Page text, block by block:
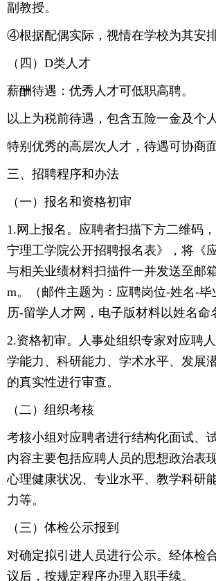
副教授。
④根据配偶实际，视情在学校为其安排
（四）D类人才
薪酬待遇：优秀人才可低职高聘。
以上为税前待遇，包含五险一金及个
特别优秀的高层次人才，待遇可协商面
三、招聘程序和办法
（一）报名和资格初审
1.网上报名。应聘者扫描下方二维码
宁理工学院公开招聘报名表》，将《
与相关业绩材料扫描件一并发送至邮
m。（邮件主题为：应聘岗位-姓名-毕
历-留学人才网，电子版材料以姓名命
2.资格初审。人事处组织专家对应聘
学能力、科研能力、学术水平、发展
的真实性进行审查。
（二）组织考核
考核小组对应聘者进行结构化面试、
内容主要包括应聘人员的思想政治表
心理健康状况、专业水平、教学科研
力等。
（三）体检公示报到
对确定拟引进人员进行公示。经体检
议后，按规定程序办理入职手续。